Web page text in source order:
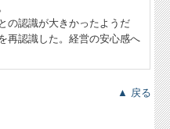
の認識が大きかったようだ
再認識した。経営の安心感へ
▲ 戻る